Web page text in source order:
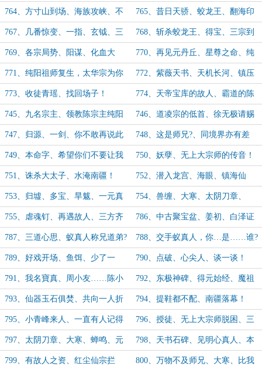
上人！
764、方寸山到场、海族攻峡、不
相识！
765、昔日天骄、蛟龙王、翻海印
767、几番惊变、一指、玄钺、三
阳！
768、斩杀蛟龙王、得宝、三宗到
来！
769、各宗局势、阳谋、化血大
法、这般人杰！
770、再见元丹丘、星尊之命、纯
阳祖师神念！
771、纯阳祖师复生，太华宗为你
而建！
772、紫薇天书、天机长河、镇压
气运！
773、收徒青瑶、找回场子！ 774、天帝宝库的故人、霸道的陈
宗主！
745、九名宗主、领教陈宗主纯阳
功！
746、道凌宗的低首、徐无极请赐
教！
747、归源、一剑、你不敢再说此
话！
748、这是师兄?、同境界亦有差
距！
749、本命字、希望你们不要让我
失望！
750、妖孽、无上大宗师的传音！
751、诛杀大太子、水淹南疆！ 752、潜入龙宫、海眼、镇海仙
器！
753、归墟、多宝、旱魃、一元真
水！
754、兽缠、大寒、太阴刀章、
755、虐魂钉、再遇故人、三方齐
聚、无上大宗师！
786、中古聚宝盆、姜初、白泽证
无上大宗师！
787、三道心思、蚁真人称兄道弟? 788、交手蚁真人，你…是……谁?
789、好戏开场、鱼饵、少了一
人！
790、点破、心尖人、谈一谈！
791、我名寶真、周小友……陈小
友！
792、东极神碑、得元始经、魔祖
舍利！
793、仙器玉石俱焚、共向一人折
腰！
794、提鞋都不配、南疆落幕！
795、小青峰来人、一直有人记得
他！
796、授徒、无上大宗师脱困、三
百年不鸣、归途！
797、太阴刀章、大寒、蝉鸣、元
始法身！
798、天书石碑、见明心真人、本
应该死之人！
799、有故人之资、红尘仙宗拦 800、万物不及师兄、大寒、比我